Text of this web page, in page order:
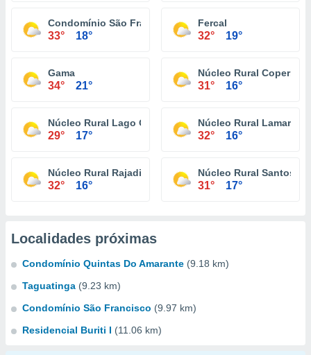
Condomínio São Francisco
33° 18°
Fercal
32° 19°
Gama
34° 21°
Núcleo Rural Coperbrás
31° 16°
Núcleo Rural Lago Oeste
29° 17°
Núcleo Rural Lamarão
32° 16°
Núcleo Rural Rajadinha
32° 16°
Núcleo Rural Santos
31° 17°
Localidades próximas
Condomínio Quintas Do Amarante (9.18 km)
Taguatinga (9.23 km)
Condomínio São Francisco (9.97 km)
Residencial Buriti I (11.06 km)